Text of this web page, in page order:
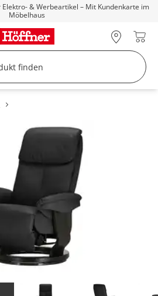
Elektro- & Werbeartikel – Mit Kundenkarte im
Möbelhaus